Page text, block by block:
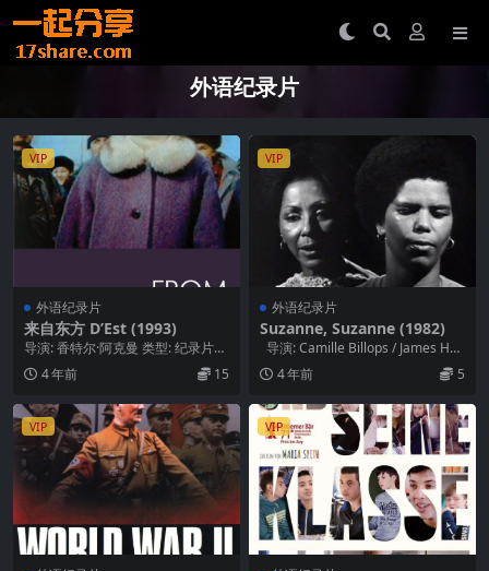
外语纪录片
VIP
外语纪录片
来自东方 D’Est (1993)
导演: 香特尔·阿克曼 类型: 纪录片
制片国家/地区: 比利时 / 法国 / ...
4 年前 15
VIP
外语纪录片
Suzanne, Suzanne (1982)
导演: Camille Billops / James Hat
ch...
4 年前 5
VIP VIP